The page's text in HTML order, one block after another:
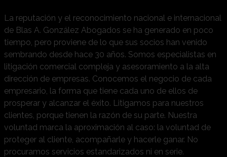
La reputación y el reconocimiento nacional e internacional
de Blas A. González Abogados se ha generado en poco
tiempo, pero proviene de lo que sus socios han venido
sembrando desde hace 30 años. Somos especialistas en
litigación comercial compleja y asesoramiento a la alta
dirección de empresas. Conocemos el negocio de cada
empresario, la forma que tiene cada uno de ellos de
prosperar y alcanzar el éxito. Litigamos para nuestros
clientes, porque tienen la razón de su parte. Nuestra
voluntad marca la aproximación al caso: la voluntad de
proteger al cliente, acompañarle y hacerle ganar. No
procuramos servicios estandarizados ni en serie.